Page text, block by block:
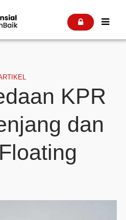
 
KPR
dan